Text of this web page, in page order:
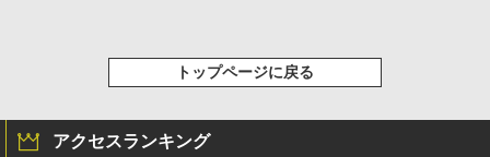
トップページに戻る
アクセスランキング